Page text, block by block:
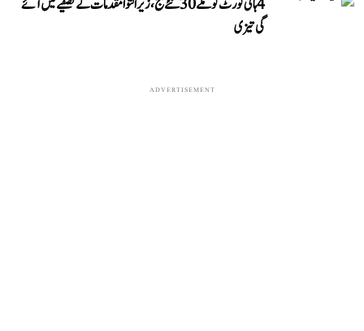
4 ہائی کورٹ کو ملے 30 نئے جج، زیر التوا مقدمات کے تصفیے میں آئے
گی تیزی
ADVERTISEMENT